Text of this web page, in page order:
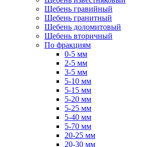
Щебень гравийный
Щебень гранитный
Щебень доломитовый
Щебень вторичный
По фракциям
0-5 мм
2-5 мм
3-5 мм
5-10 мм
5-15 мм
5-20 мм
5-25 мм
5-40 мм
5-70 мм
20-25 мм
20-30 мм